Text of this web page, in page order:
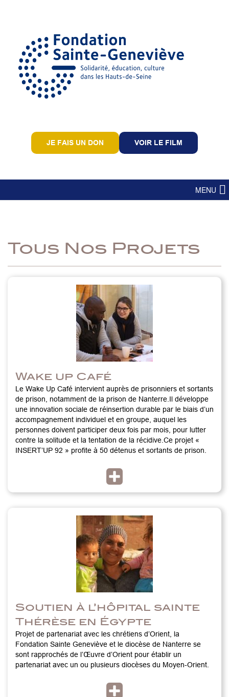
JE FAIS UN DON VOIR LE FILM
MENU
Tous Nos Projets
Wake up Café
Le Wake Up Café intervient auprès de prisonniers et sortants
de prison, notamment de la prison de Nanterre.Il développe
une innovation sociale de réinsertion durable par le biais d’un
accompagnement individuel et en groupe, auquel les
personnes doivent participer deux fois par mois, pour lutter
contre la solitude et la tentation de la récidive.Ce projet «
INSERT’UP 92 » profite à 50 détenus et sortants de prison.
Soutien à l’hôpital sainte
Thérèse en Égypte
Projet de partenariat avec les chrétiens d’Orient, la
Fondation Sainte Geneviève et le diocèse de Nanterre se
sont rapprochés de l’Œuvre d’Orient pour établir un
partenariat avec un ou plusieurs diocèses du Moyen-Orient.